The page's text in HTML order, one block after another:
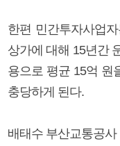
한편 민간투자사업
상가에 대해 15년간
용으로 평균 15억 원
충당하게 된다.
배태수 부산교통공